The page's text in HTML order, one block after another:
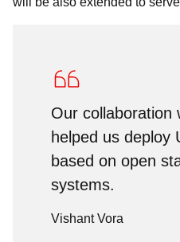
Our collaboration
helped us deploy
based on open
systems.
Vishant Vora